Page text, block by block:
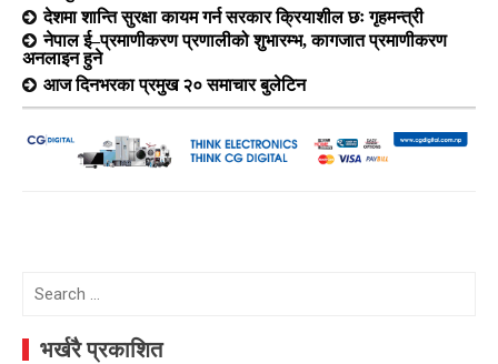
देशमा शान्ति सुरक्षा कायम गर्न सरकार क्रियाशील छः गृहमन्त्री
नेपाल ई–प्रमाणीकरण प्रणालीको शुभारम्भ, कागजात प्रमाणीकरण
अनलाइन हुने
आज दिनभरका प्रमुख २० समाचार बुलेटिन
Search
भर्खरै प्रकाशित